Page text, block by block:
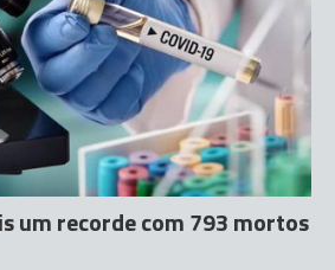
um recorde com 793 mortos